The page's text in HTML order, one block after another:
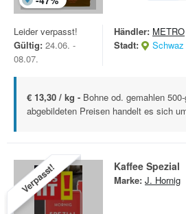
Leider verpasst!
Gültig: 24.06. -
08.07.
Händler: METRO
Stadt:
Schwaz
€ 13,30 / kg - Bohne od. gemahlen
abgebildeten Preisen handelt es sich
Verpasst! Kaffee Spezial
Marke: J. Hornig